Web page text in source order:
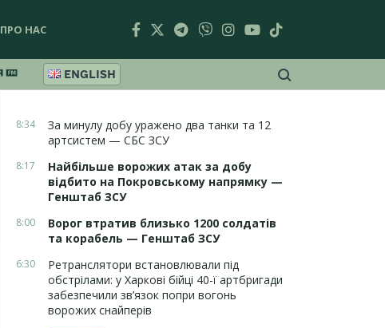
ПРО НАС
ENGLISH
8:34
За минулу добу уражено два танки та 12
артсистем — СБС ЗСУ
8:17
Найбільше ворожих атак за добу
відбито на Покровському напрямку —
Генштаб ЗСУ
8:00
Ворог втратив близько 1200 солдатів
та корабель — Генштаб ЗСУ
6:30
Ретранслятори встановлювали під
обстрілами: у Харкові бійці 40-ї артбригади
забезпечили зв’язок попри вогонь
ворожих снайперів